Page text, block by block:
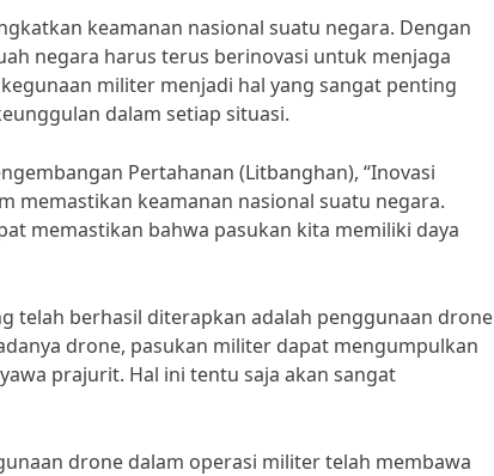
keamanan nasional suatu negara. Dengan
negara harus terus berinovasi untuk menjaga
militer menjadi hal yang sangat penting
dalam setiap situasi.
Pertahanan (Litbanghan), “Inovasi
keamanan nasional suatu negara.
memastikan bahwa pasukan kita memiliki daya
telah berhasil diterapkan adalah penggunaan drone
drone, pasukan militer dapat mengumpulkan
prajurit. Hal ini tentu saja akan sangat
drone dalam operasi militer telah membawa